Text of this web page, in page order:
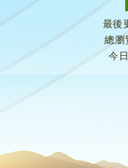
最後
總瀏
今